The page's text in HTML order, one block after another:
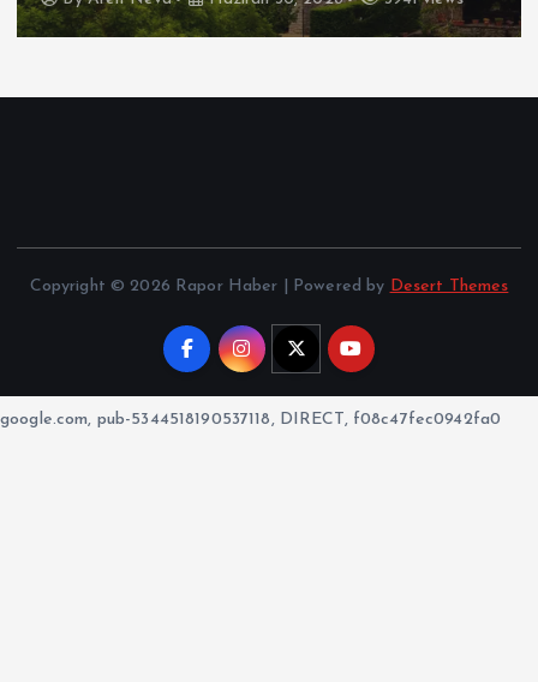
Copyright © 2026 Rapor Haber | Powered by Desert Themes
google.com, pub-5344518190537118, DIRECT, f08c47fec0942fa0